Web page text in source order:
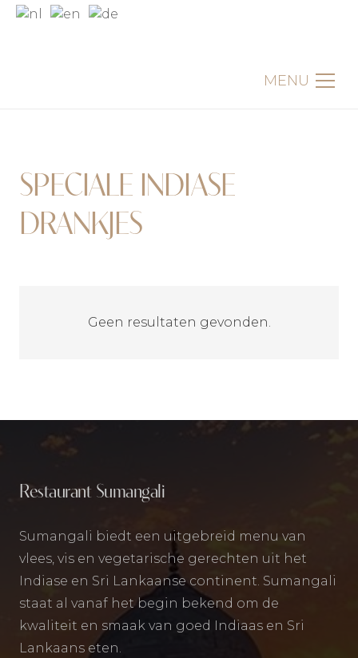
MENU
SPECIALE INDIASE
DRANKJES
Geen resultaten gevonden.
Restaurant Sumangali
Sumangali biedt een uitgebreid menu van
vlees, vis en vegetarische gerechten uit het
Indiase en Sri Lankaanse continent. Sumangali
staat al vanaf het begin bekend om de
kwaliteit en smaak van goed Indiaas en Sri
Lankaans eten.